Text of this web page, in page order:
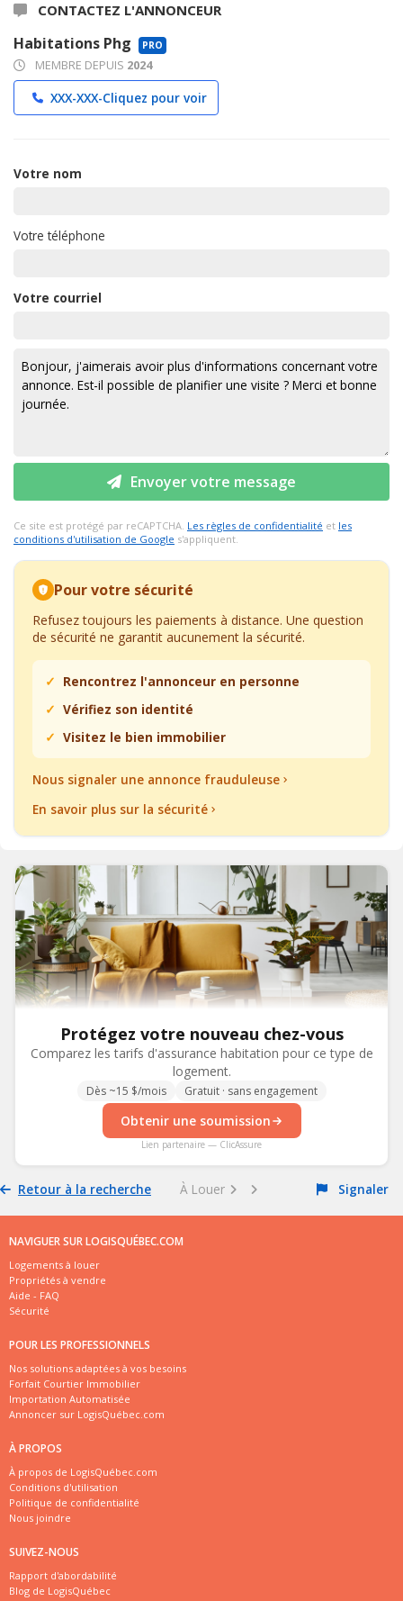
CONTACTEZ L'ANNONCEUR
Habitations Phg PRO
MEMBRE DEPUIS 2024
XXX-XXX-Cliquez pour voir
Votre nom
Votre téléphone
Votre courriel
Envoyer votre message
Ce site est protégé par reCAPTCHA. Les règles de confidentialité et les
conditions d'utilisation de Google s'appliquent.
Pour votre sécurité
Refusez toujours les paiements à distance. Une question
de sécurité ne garantit aucunement la sécurité.
Rencontrez l'annonceur en personne
Vérifiez son identité
Visitez le bien immobilier
Nous signaler une annonce frauduleuse
En savoir plus sur la sécurité
Protégez votre nouveau chez-vous
Comparez les tarifs d'assurance habitation pour ce type de
logement.
Dès ~15 $/mois Gratuit · sans engagement
Obtenir une soumission
Lien partenaire — ClicAssure
Retour à la recherche À Louer Signaler
NAVIGUER SUR LOGISQUÉBEC.COM
Logements à louer
Propriétés à vendre
Aide - FAQ
Sécurité
POUR LES PROFESSIONNELS
Nos solutions adaptées à vos besoins
Forfait Courtier Immobilier
Importation Automatisée
Annoncer sur LogisQuébec.com
À PROPOS
À propos de LogisQuébec.com
Conditions d'utilisation
Politique de confidentialité
Nous joindre
SUIVEZ-NOUS
Rapport d'abordabilité
Blog de LogisQuébec